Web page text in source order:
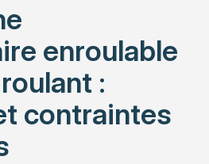
enroulable
:
contraintes